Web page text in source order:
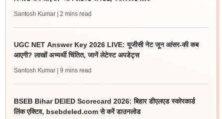
Santosh Kumar | 2 mins read
UGC NET Answer Key 2026 LIVE: यूजीसी नेट जून आंसर-की कब
आएगी? लाखों अभ्यर्थी चिंतित, जानें लेटेस्ट अपडेट्स
Santosh Kumar | 9 mins read
BSEB Bihar DElED Scorecard 2026: बिहार डीएलएड स्कोरकार्ड
लिंक एक्टिव, bsebdeled.com से करें डाउनलोड